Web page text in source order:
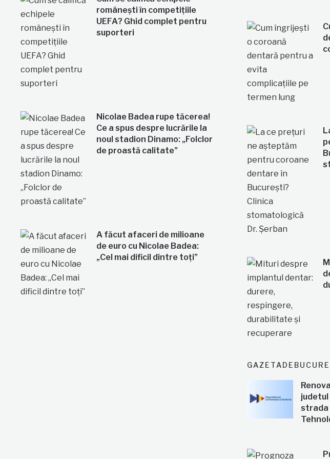
românești în competițiile
UEFA? Ghid complet pentru
suporteri
Nicolae Badea rupe tăcerea!
Ce a spus despre lucrările la
noul stadion Dinamo: „Folclor
de proastă calitate”
A făcut afaceri de milioane
de euro cu Nicolae Badea:
„Cel mai dificil dintre toți”
judetul
strada